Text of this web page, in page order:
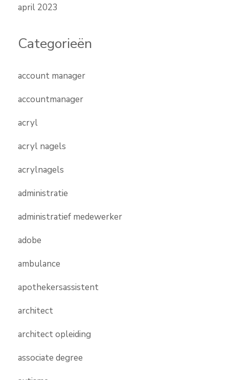
april 2023
Categorieën
account manager
accountmanager
acryl
acryl nagels
acrylnagels
administratie
administratief medewerker
adobe
ambulance
apothekersassistent
architect
architect opleiding
associate degree